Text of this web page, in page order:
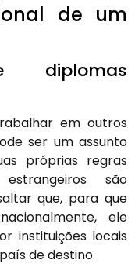
de um
diplomas
em outros
ser um assunto
próprias regras
são
que, para que
ele
instituições locais
de destino.